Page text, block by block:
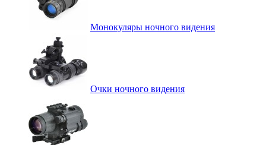
Монокуляры ночного видения
Очки ночного видения